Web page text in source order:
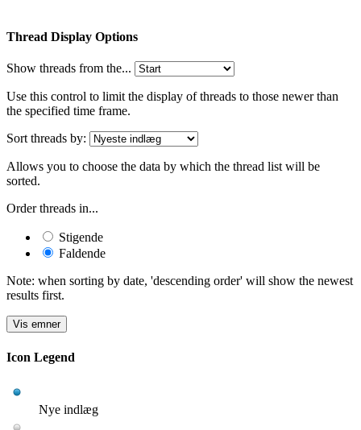
Thread Display Options
Show threads from the...
Use this control to limit the display of threads to those newer than
the specified time frame.
Sort threads by:
Allows you to choose the data by which the thread list will be
sorted.
Order threads in...
Stigende
Faldende
Note: when sorting by date, 'descending order' will show the newest
results first.
Icon Legend
Nye indlæg